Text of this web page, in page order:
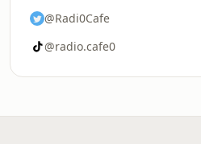
@Radi0Cafe
@radio.cafe0